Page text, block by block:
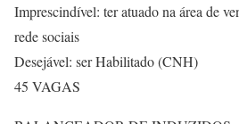
Imprescindível: ter atuado na área de
rede sociais
Desejável: ser Habilitado (CNH)
45 VAGAS